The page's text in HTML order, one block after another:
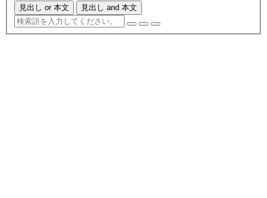
見出し or 本文 見出し and 本文